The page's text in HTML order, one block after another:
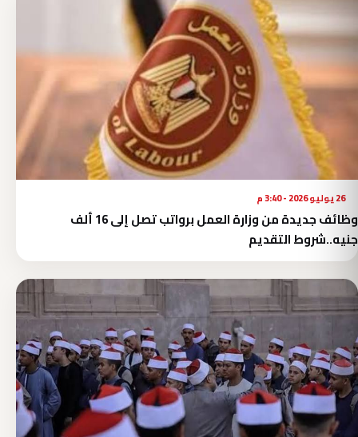
26 يوليو 2026 - 3:40 م
وظائف جديدة من وزارة العمل برواتب تصل إلى 16 ألف
جنيه..شروط التقديم